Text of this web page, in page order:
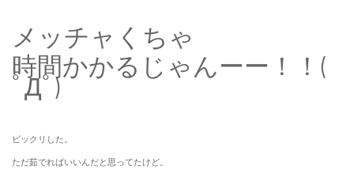
メッチャくちゃ
時間かかるじゃんーー！！(
ﾟДﾟ)
ビックリした。
ただ茹でればいいんだと思ってたけど。